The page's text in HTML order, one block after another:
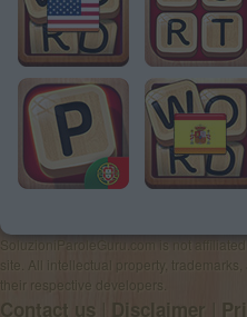
SoluzioniParoleGuru.com is not
site. All intellectual property,
Contact us Disclaimer